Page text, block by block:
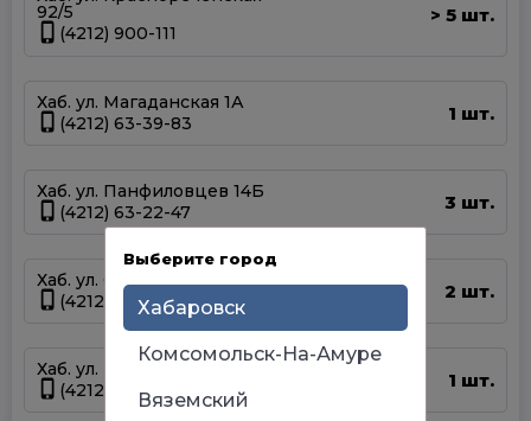
92/5
(4212) 900-111
> 5 шт.
Хаб. ул. Магаданская 1А
(4212) 63-39-83
1 шт.
Хаб. ул. Панфиловцев 14Б
(4212) 63-22-47
3 шт.
Хаб. ул. Серышева 34
(4212) 47-44-66
2 шт.
Хаб. ул. Шелеста 83
(4212) 93-68-68
1 шт.
Выберите город
Хабаровск
Комсомольск-На-Амуре
Вяземский